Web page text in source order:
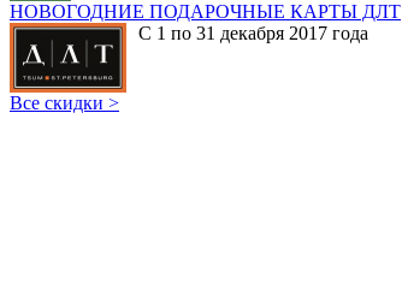
НОВОГОДНИЕ ПОДАРОЧНЫЕ КАРТЫ ДЛТ
С 1 по 31 декабря 2017 года
Все скидки >